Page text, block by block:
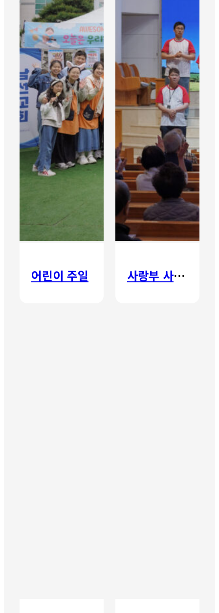
어린이 주일 사랑부 사랑주일